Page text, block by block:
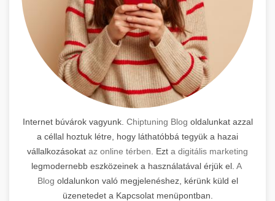
Internet búvárok vagyunk. Chiptuning Blog oldalunkat azzal
a céllal hoztuk létre, hogy láthatóbbá tegyük a hazai
vállalkozásokat az online térben . Ezt a digitális marketing
legmodernebb eszközeinek a használatával érjük el. A
Blog oldalunkon való megjelenéshez, kérünk küld el
üzenetedet a Kapcsolat menüpontban.